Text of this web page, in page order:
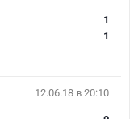
1
1
12.06.18 в 20:10